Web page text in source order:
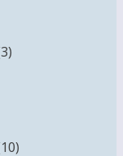
3товара
10товаров